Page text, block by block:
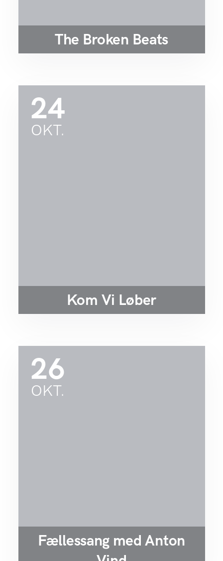
The Broken Beats
24
OKT.
Kom Vi Løber
26
OKT.
Fællessang med Anton